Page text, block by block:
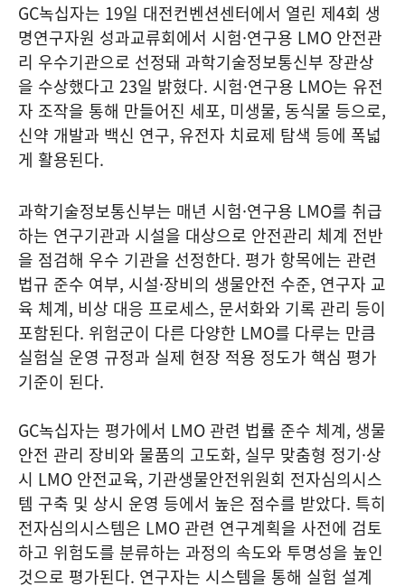
GC녹십자는 19일 대전컨벤션센터에서 열린 제4회 생
명연구자원 성과교류회에서 시험·연구용 LMO 안전관
리 우수기관으로 선정돼 과학기술정보통신부 장관상
을 수상했다고 23일 밝혔다. 시험·연구용 LMO는 유전
자 조작을 통해 만들어진 세포, 미생물, 동식물 등으로,
신약 개발과 백신 연구, 유전자 치료제 탐색 등에 폭넓
게 활용된다.
과학기술정보통신부는 매년 시험·연구용 LMO를 취급
하는 연구기관과 시설을 대상으로 안전관리 체계 전반
을 점검해 우수 기관을 선정한다. 평가 항목에는 관련
법규 준수 여부, 시설·장비의 생물안전 수준, 연구자 교
육 체계, 비상 대응 프로세스, 문서화와 기록 관리 등이
포함된다. 위험군이 다른 다양한 LMO를 다루는 만큼
실험실 운영 규정과 실제 현장 적용 정도가 핵심 평가
기준이 된다.
GC녹십자는 평가에서 LMO 관련 법률 준수 체계, 생물
안전 관리 장비와 물품의 고도화, 실무 맞춤형 정기·상
시 LMO 안전교육, 기관생물안전위원회 전자심의시스
템 구축 및 상시 운영 등에서 높은 점수를 받았다. 특히
전자심의시스템은 LMO 관련 연구계획을 사전에 검토
하고 위험도를 분류하는 과정의 속도와 투명성을 높인
것으로 평가된다. 연구자는 시스템을 통해 실험 설계